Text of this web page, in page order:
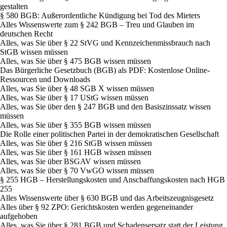
gestalten
§ 580 BGB: Außerordentliche Kündigung bei Tod des Mieters
Alles Wissenswerte zum § 242 BGB – Treu und Glauben im
deutschen Recht
Alles, was Sie über § 22 StVG und Kennzeichenmissbrauch nach
StGB wissen müssen
Alles, was Sie über § 475 BGB wissen müssen
Das Bürgerliche Gesetzbuch (BGB) als PDF: Kostenlose Online-
Ressourcen und Downloads
Alles, was Sie über § 48 SGB X wissen müssen
Alles, was Sie über § 17 UStG wissen müssen
Alles, was Sie über den § 247 BGB und den Basiszinssatz wissen
müssen
Alles, was Sie über § 355 BGB wissen müssen
Die Rolle einer politischen Partei in der demokratischen Gesellschaft
Alles, was Sie über § 216 StGB wissen müssen
Alles, was Sie über § 161 HGB wissen müssen
Alles, was Sie über BSGAV wissen müssen
Alles, was Sie über § 70 VwGO wissen müssen
§ 255 HGB – Herstellungskosten und Anschaffungskosten nach HGB
255
Alles Wissenswerte über § 630 BGB und das Arbeitszeugnisgesetz
Alles über § 92 ZPO: Gerichtskosten werden gegeneinander
aufgehoben
Alles, was Sie über § 281 BGB und Schadensersatz statt der Leistung